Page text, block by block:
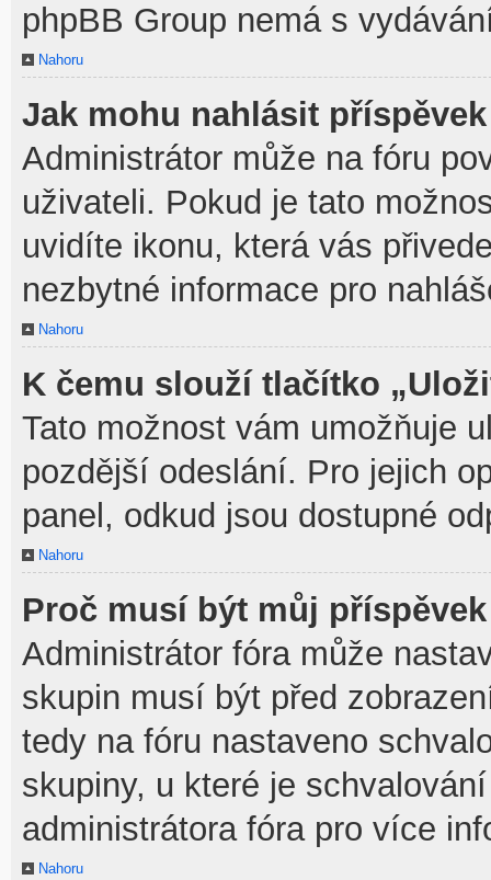
phpBB Group nemá s
Nahoru
Jak mohu nahlásit
Administrátor může na fóru
uživateli. Pokud je tato
uvidíte ikonu, která vás
nezbytné informace pro
Nahoru
K čemu slouží tlačítko
Tato možnost vám umožňuje
pozdější odeslání. Pro jejich
panel, odkud jsou dostupné
Nahoru
Proč musí být můj
Administrátor fóra může
skupin musí být před
tedy na fóru nastaveno
skupiny, u které je
administrátora fóra pro více
Nahoru